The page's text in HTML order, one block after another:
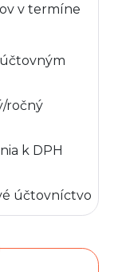
v termíne
ročný
k DPH
účtovníctvo